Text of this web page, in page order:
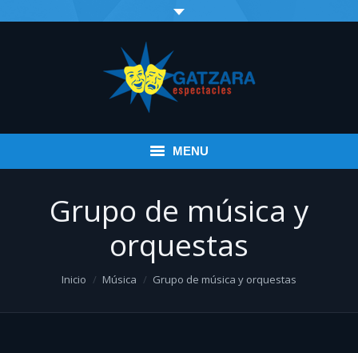
MENU
Eventos
Grupo de música y
orquestas
You are here:
Inicio Música Grupo de música y orquestas